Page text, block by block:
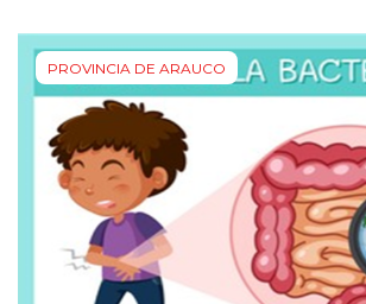
PROVINCIA DE ARAUCO